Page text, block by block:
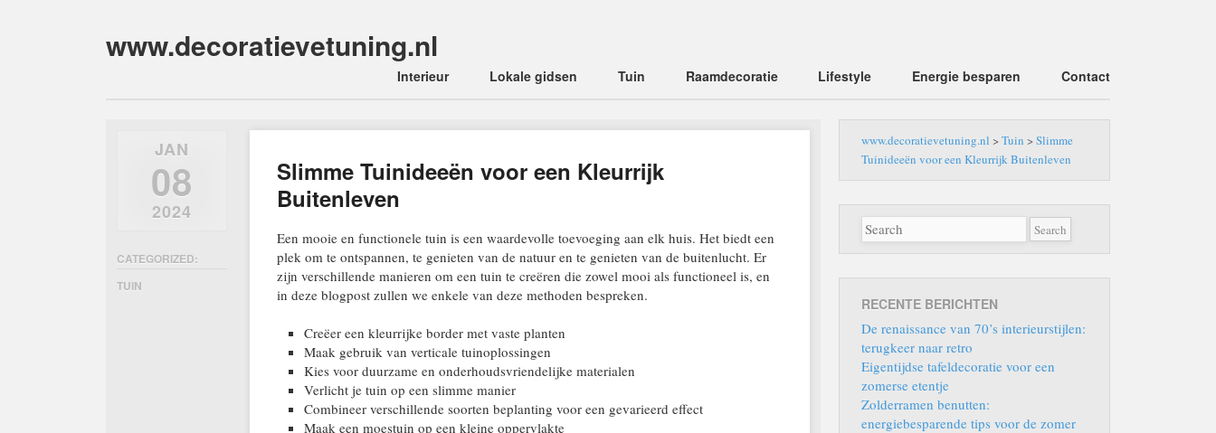
www.decoratievetuning.nl
Main menu
Interieur Lokale gidsen Tuin Raamdecoratie Lifestyle Energie besparen Contact
Slimme Tuinideeën voor een Kleurrijk
Buitenleven
Een mooie en functionele tuin is een waardevolle toevoeging aan elk huis. Het biedt een
plek om te ontspannen, te genieten van de natuur en te genieten van de buitenlucht. Er
zijn verschillende manieren om een ​​tuin te creëren die zowel mooi als functioneel is, en
in deze blogpost zullen we enkele van deze methoden bespreken.
Creëer een kleurrijke border met vaste planten
Maak gebruik van verticale tuinoplossingen
Kies voor duurzame en onderhoudsvriendelijke materialen
Verlicht je tuin op een slimme manier
Combineer verschillende soorten beplanting voor een gevarieerd effect
Maak een moestuin op een kleine oppervlakte
JAN
08
2024
CATEGORIZED:
TUIN
www.decoratievetuning.nl > Tuin > Slimme
Tuinideeën voor een Kleurrijk Buitenleven
RECENTE BERICHTEN
De renaissance van 70’s interieurstijlen:
terugkeer naar retro
Eigentijdse tafeldecoratie voor een
zomerse etentje
Zolderramen benutten:
energiebesparende tips voor de zomer